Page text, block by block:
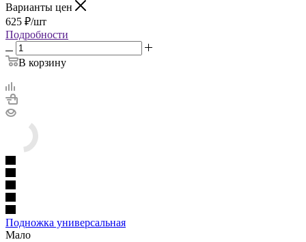
Варианты цен
625 ₽/шт
Подробности
В корзину
Подножка универсальная
Мало